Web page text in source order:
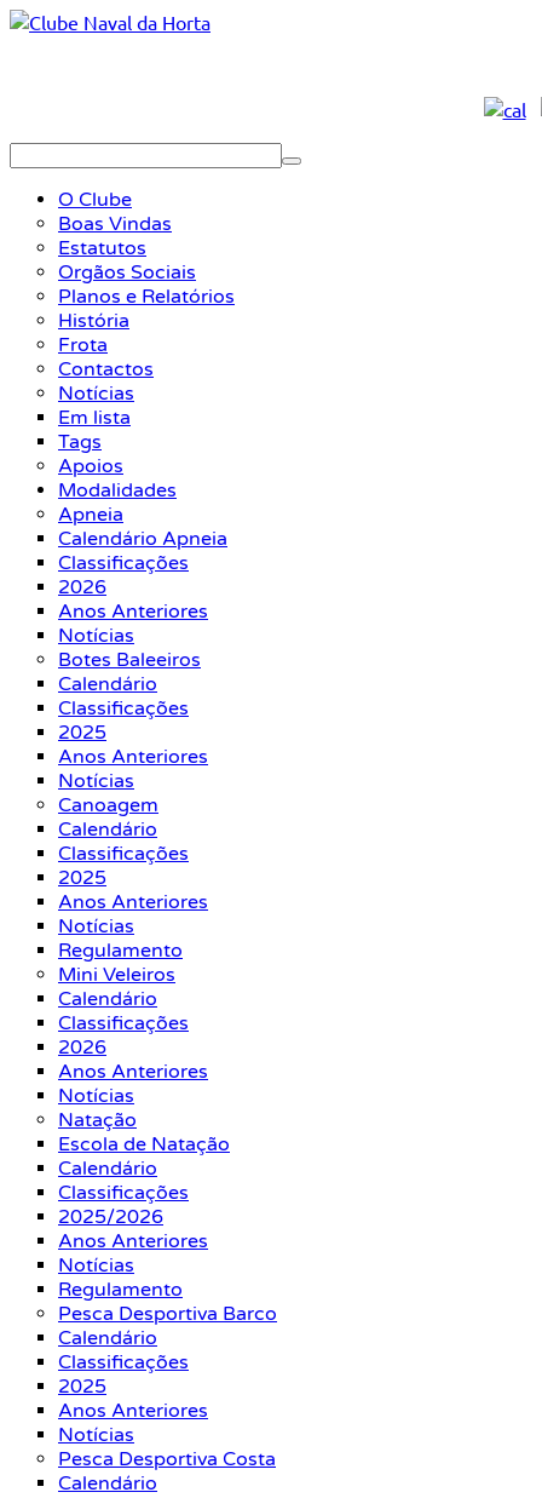
O Clube
Boas Vindas
Estatutos
Orgãos Sociais
Planos e Relatórios
História
Frota
Contactos
Notícias
Em lista
Tags
Apoios
Modalidades
Apneia
Calendário Apneia
Classificações
2026
Anos Anteriores
Notícias
Botes Baleeiros
Calendário
Classificações
2025
Anos Anteriores
Notícias
Canoagem
Calendário
Classificações
2025
Anos Anteriores
Notícias
Regulamento
Mini Veleiros
Calendário
Classificações
2026
Anos Anteriores
Notícias
Natação
Escola de Natação
Calendário
Classificações
2025/2026
Anos Anteriores
Notícias
Regulamento
Pesca Desportiva Barco
Calendário
Classificações
2025
Anos Anteriores
Notícias
Pesca Desportiva Costa
Calendário